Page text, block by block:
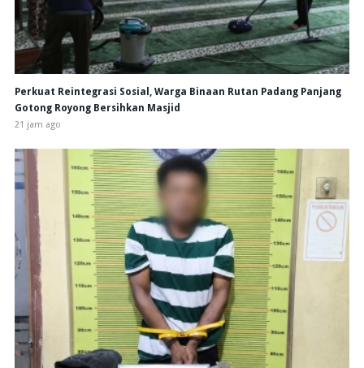
Perkuat Reintegrasi Sosial, Warga Binaan Rutan Padang Panjang
Gotong Royong Bersihkan Masjid
21 jam ago